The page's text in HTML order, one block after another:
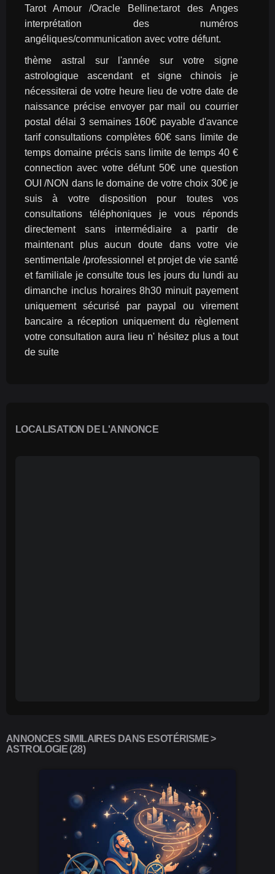
Tarot Amour /Oracle Belline:tarot des Anges
interprétation des numéros
angéliques/communication avec votre défunt.
thème astral sur l'année sur votre signe
astrologique ascendant et signe chinois je
nécessiterai de votre heure lieu de votre date de
naissance précise envoyer par mail ou courrier
postal délai 3 semaines 160€ payable d'avance
tarif consultations complètes 60€ sans limite de
temps domaine précis sans limite de temps 40 €
connection avec votre défunt 50€ une question
OUI /NON dans le domaine de votre choix 30€ je
suis à votre disposition pour toutes vos
consultations téléphoniques je vous réponds
directement sans intermédiaire a partir de
maintenant plus aucun doute dans votre vie
sentimentale /professionnel et projet de vie santé
et familiale je consulte tous les jours du lundi au
dimanche inclus horaires 8h30 minuit payement
uniquement sécurisé par paypal ou virement
bancaire a réception uniquement du règlement
votre consultation aura lieu n' hésitez plus a tout
de suite
LOCALISATION DE L'ANNONCE
ANNONCES SIMILAIRES DANS ESOTÉRISME >
ASTROLOGIE (28)